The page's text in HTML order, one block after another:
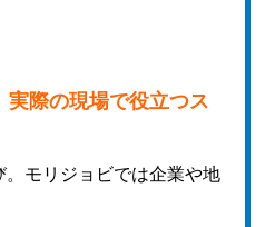
実際の現場で役立つス
モリジョビでは企業や地